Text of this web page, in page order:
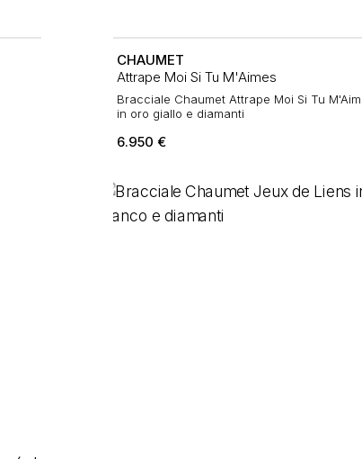
CHAUMET
Attrape Moi Si Tu M'Aimes
Bracciale Chaumet Attrape Moi Si Tu
in oro giallo e diamanti
6.950 €